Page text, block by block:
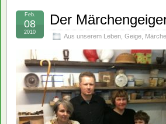
Der
Aus unserem Leben Geige
Feb.
08
2010